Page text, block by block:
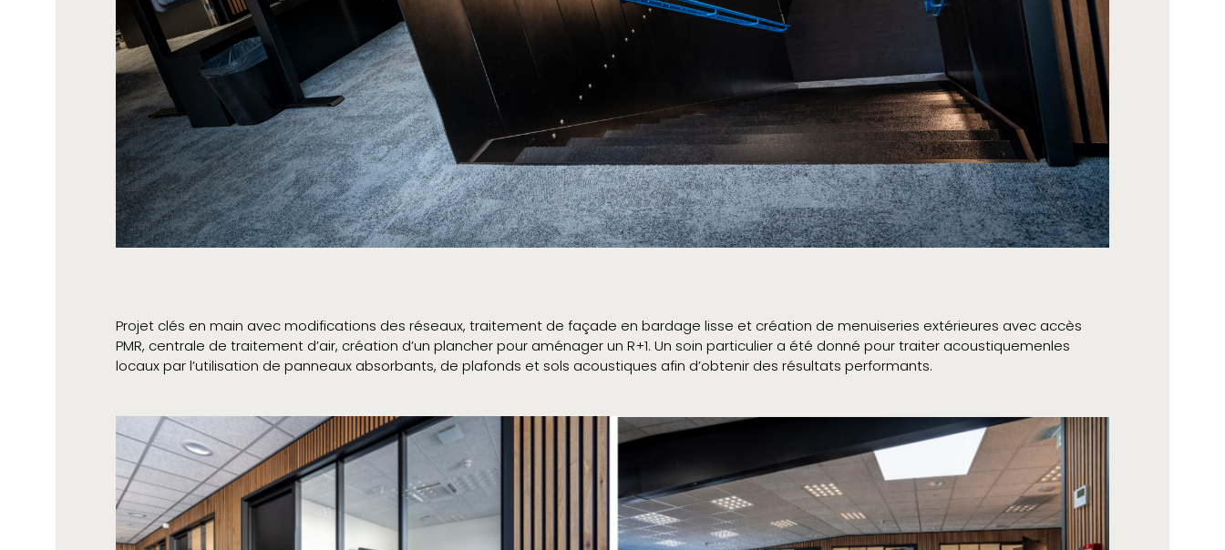
Projet clés en main avec modifications des réseaux, traitement de façade en bardage lisse et création de menuiseries extérieures avec accès
PMR, centrale de traitement d’air, création d’un plancher pour aménager un R+1. Un soin particulier a été donné pour traiter acoustiquemenles
locaux par l’utilisation de panneaux absorbants, de plafonds et sols acoustiques afin d’obtenir des résultats performants.